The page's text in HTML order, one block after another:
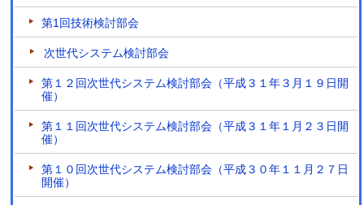
第1回技術検討部会
次世代システム検討部会
第１２回次世代システム検討部会（平成３１年３月１９日開
催）
第１１回次世代システム検討部会（平成３１年１月２３日開
催）
第１０回次世代システム検討部会（平成３０年１１月２７日
開催）